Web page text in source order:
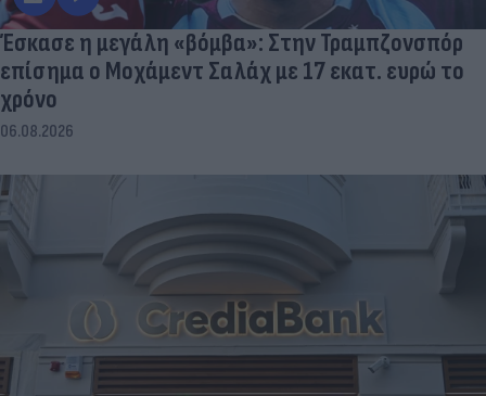
Έσκασε η μεγάλη «βόμβα»: Στην Τραμπζονσπόρ
επίσημα ο Μοχάμεντ Σαλάχ με 17 εκατ. ευρώ το
χρόνο
06.08.2026